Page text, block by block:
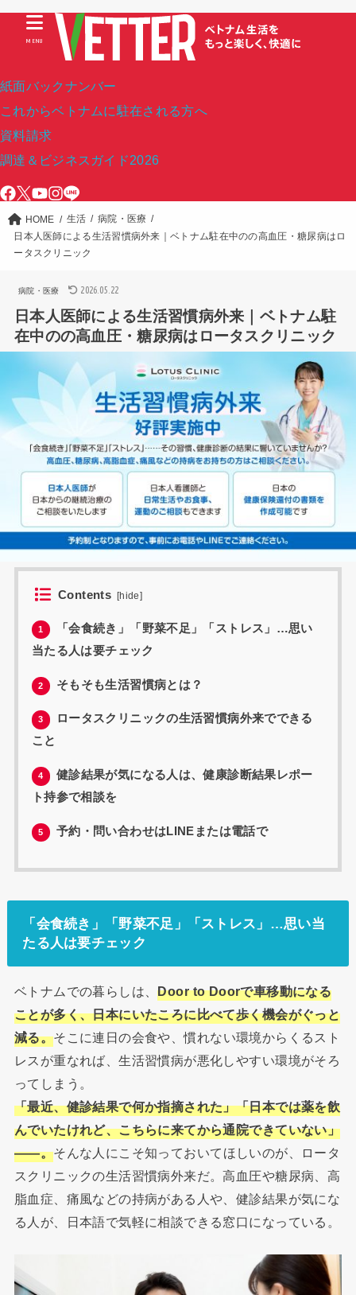
紙面バックナンバー
これからベトナムに駐在される方へ
資料請求
調達＆ビジネスガイド2026
MENU
HOME 生活
病院・医療
日本人医師による生活習慣病外来｜ベトナム駐在中のの高血圧・糖尿病はロ
ータスクリニック
病院・医療 2026.05.22
日本人医師による生活習慣病外来｜ベトナム駐
在中のの高血圧・糖尿病はロータスクリニック
Contents [hide]
1
「会食続き」「野菜不足」「ストレス」…思い
当たる人は要チェック
2 そもそも生活習慣病とは？
3
ロータスクリニックの生活習慣病外来でできる
こと
4
健診結果が気になる人は、健康診断結果レポー
ト持参で相談を
5 予約・問い合わせはLINEまたは電話で
「会食続き」「野菜不足」「ストレス」…思い当
たる人は要チェック
ベトナムでの暮らしは、Door to Doorで車移動になる
ことが多く、日本にいたころに比べて歩く機会がぐっと
減る。そこに連日の会食や、慣れない環境からくるスト
レスが重なれば、生活習慣病が悪化しやすい環境がそろ
ってしまう。
「最近、健診結果で何か指摘された」「日本では薬を飲
んでいたけれど、こちらに来てから通院できていない」
――。そんな人にこそ知っておいてほしいのが、ロータ
スクリニックの生活習慣病外来だ。高血圧や糖尿病、高
脂血症、痛風などの持病がある人や、健診結果が気にな
る人が、日本語で気軽に相談できる窓口になっている。